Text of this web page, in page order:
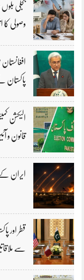
وصولی کا
پاکستان
الیکشن
قانون و
ایران کے
قطر اور
سے